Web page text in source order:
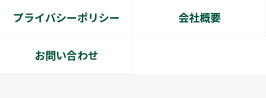
プライバシーポリシー 会社概要
お問い合わせ